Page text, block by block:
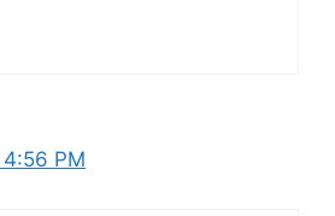
PM